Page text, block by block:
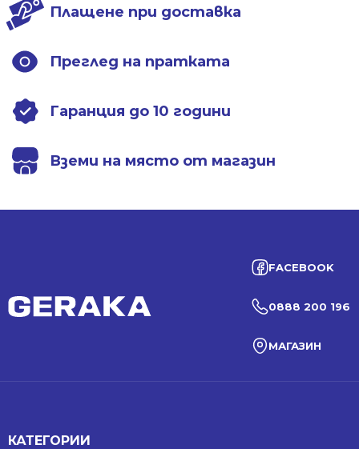
Плащене при доставка
Преглед на пратката
Гаранция до 10 години
Вземи на място от магазин
FACEBOOK
0888 200 196
МАГАЗИН
КАТЕГОРИИ